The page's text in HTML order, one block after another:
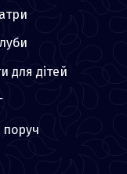
для дітей
поруч